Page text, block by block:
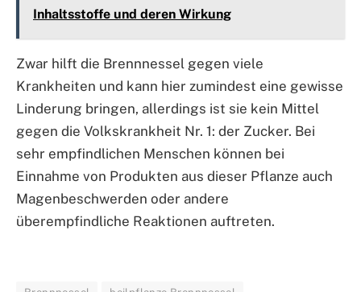
Inhaltsstoffe und deren Wirkung
Zwar hilft die Brennnessel gegen viele
Krankheiten und kann hier zumindest eine gewisse
Linderung bringen, allerdings ist sie kein Mittel
gegen die Volkskrankheit Nr. 1: der Zucker. Bei
sehr empfindlichen Menschen können bei
Einnahme von Produkten aus dieser Pflanze auch
Magenbeschwerden oder andere
überempfindliche Reaktionen auftreten.